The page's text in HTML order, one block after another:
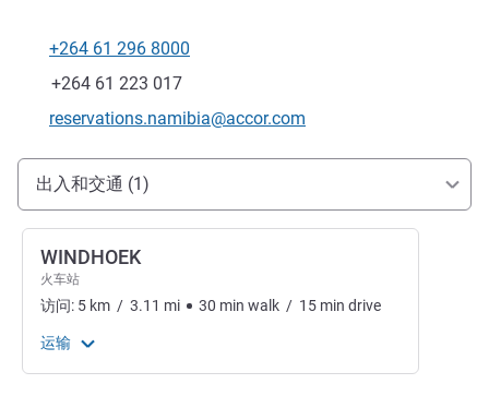
电话
+264 61 296 8000
传真
+264 61 223 017
联系电子邮件
reservations.namibia@accor.com
抵达和交通
出入和交通 (1)
WINDHOEK
火车站
访问: 5 km / 3.11 mi 30 min walk / 15 min drive
运输